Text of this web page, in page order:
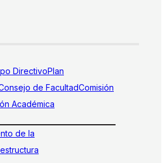
DirectivoPlan
de FacultadComisión
Académica
de la